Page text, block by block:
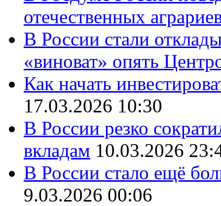
отечественных
В России стали
«виноват» опять
Как начать
17.03.2026 10:30
В России резко
вкладам 10.03.2026
В России стало ещё
9.03.2026 00:06